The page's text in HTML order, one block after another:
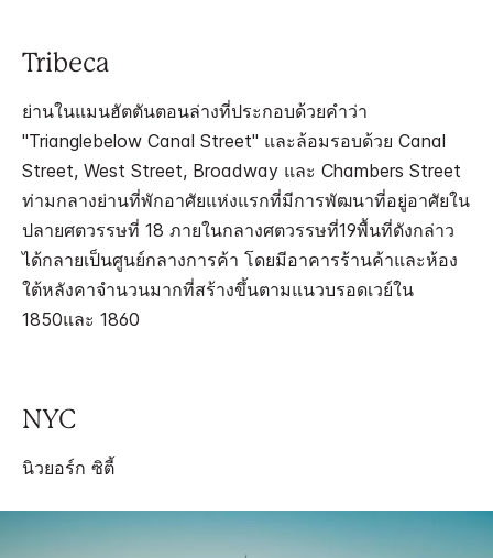
Tribeca
ย่านในแมนฮัตตันตอนล่างที่ประกอบด้วยคำว่า
"Trianglebelow Canal Street" และล้อมรอบด้วย Canal
Street, West Street, Broadway และ Chambers Street
ท่ามกลางย่านที่พักอาศัยแห่งแรกที่มีการพัฒนาที่อยู่อาศัยใน
ปลายศตวรรษที่ 18 ภายในกลางศตวรรษที่19พื้นที่ดังกล่าว
ได้กลายเป็นศูนย์กลางการค้า โดยมีอาคารร้านค้าและห้อง
ใต้หลังคาจำนวนมากที่สร้างขึ้นตามแนวบรอดเวย์ใน
1850และ 1860
NYC
นิวยอร์ก ซิตี้